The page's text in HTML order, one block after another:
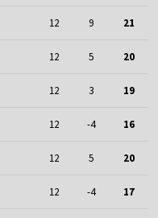
12 9 21
12 5 20
12 3 19
12 -4 16
12 5 20
12 -4 17